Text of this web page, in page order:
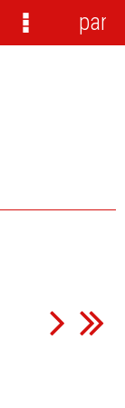
Menu
panel